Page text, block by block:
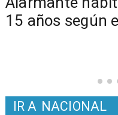
15 años según
IR A NACIONAL